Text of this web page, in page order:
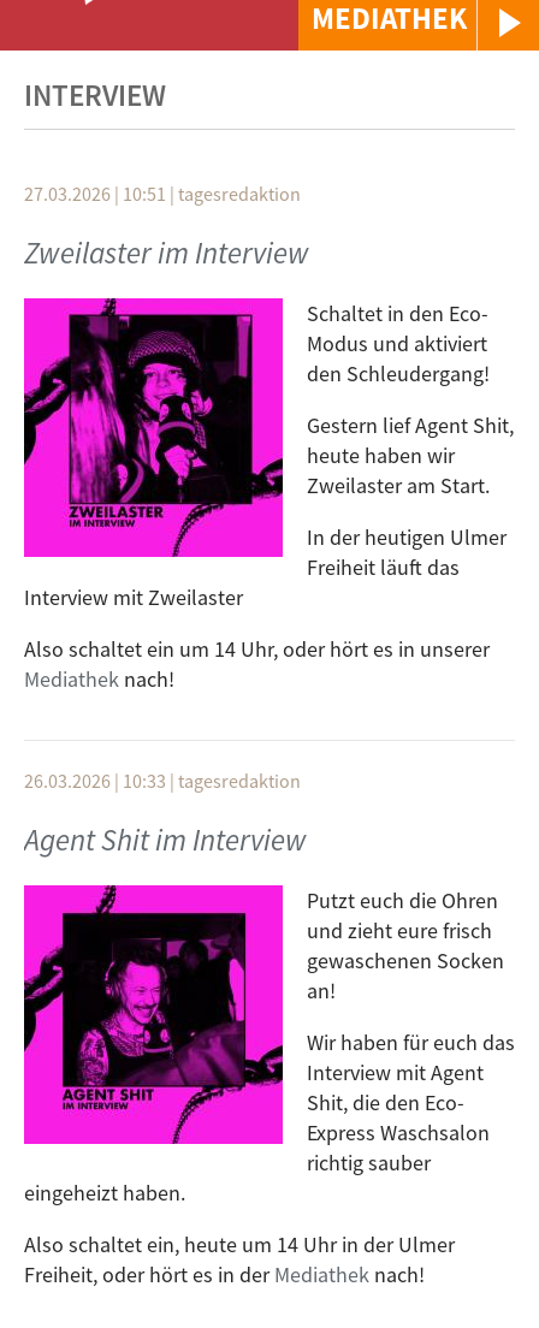
MEDIATHEK
INTERVIEW
27.03.2026 | 10:51 | tagesredaktion
Zweilaster im Interview
Schaltet in den Eco-
Modus und aktiviert
den Schleudergang!
Gestern lief Agent Shit,
heute haben wir
Zweilaster am Start.
In der heutigen Ulmer
Freiheit läuft das
Interview mit Zweilaster
Also schaltet ein um 14 Uhr, oder hört es in unserer
Mediathek nach!
26.03.2026 | 10:33 | tagesredaktion
Agent Shit im Interview
Putzt euch die Ohren
und zieht eure frisch
gewaschenen Socken
an!
Wir haben für euch das
Interview mit Agent
Shit, die den Eco-
Express Waschsalon
richtig sauber
eingeheizt haben.
Also schaltet ein, heute um 14 Uhr in der Ulmer
Freiheit, oder hört es in derMediathek nach!